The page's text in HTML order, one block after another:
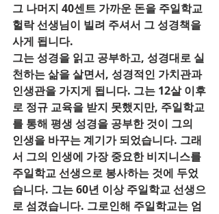
그 나머지 40센트 가까운 돈을 주일학교
헐락 선생님이 빌려 주셔서 그 성경책을
사게 됩니다.
그는 성경을 읽고 공부하고, 성경대로 실
천하는 삶을 살면서, 성경적인 가치관과
인생관을 가지게 됩니다. 그는 12살 이후
로 정규 교육을 받지 못했지만, 주일학교
를 통해 평생 성경을 공부한 것이 그의
인생을 바꾸는 계기가 되었습니다. 그래
서 그의 인생에 가장 중요한 비지니스를
주일학교 선생으로 봉사하는 것에 두었
습니다. 그는 60년 이상 주일학교 선생으
로 섬겼습니다. 그로인해 주일학교는 엄